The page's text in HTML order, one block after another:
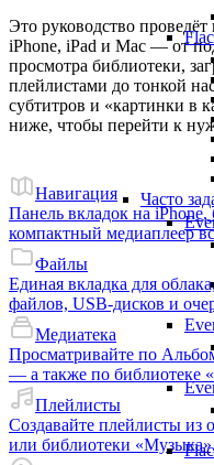
Часто
Это руководство
iPhone, iPad и Mac — от
просмотра библиотеки,
плейлистами до тонкой
субтитров и «картинки в
ниже, чтобы перейти к
Навигация
Панель вкладок на
компактный медиаплеер
Файлы
Единая вкладка для
файлов, USB-дисков и
Медиатека
Просматривайте по
— а также по библиотеке
Плейлисты
Создавайте плейлисты из
или библиотеки